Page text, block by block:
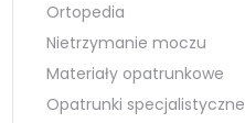
Ortopedia
Nietrzymanie moczu
Materiały opatrunkowe
Opatrunki specjalistyczne